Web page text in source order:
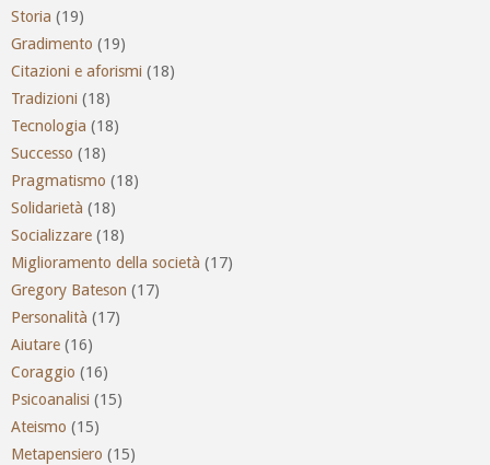
Storia (19)
Gradimento (19)
Citazioni e aforismi (18)
Tradizioni (18)
Tecnologia (18)
Successo (18)
Pragmatismo (18)
Solidarietà (18)
Socializzare (18)
Miglioramento della società (17)
Gregory Bateson (17)
Personalità (17)
Aiutare (16)
Coraggio (16)
Psicoanalisi (15)
Ateismo (15)
Metapensiero (15)